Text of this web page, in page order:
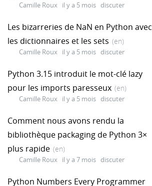
Camille Roux il y a 5 mois discuter
Les bizarreries de NaN en Python avec
les dictionnaires et les sets (en)
Camille Roux il y a 5 mois discuter
Python 3.15 introduit le mot-clé lazy
pour les imports paresseux (en)
Camille Roux il y a 5 mois discuter
Comment nous avons rendu la
bibliothèque packaging de Python 3×
plus rapide (en)
Camille Roux il y a 7 mois discuter
Python Numbers Every Programmer